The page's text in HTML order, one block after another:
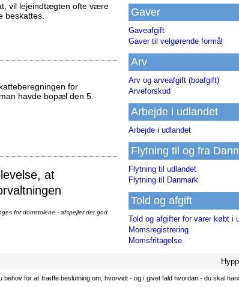
vil lejeindtægten ofte være
beskattes.
for
havde bopæl den 5.
at
for domstolene - afspejler det god
Gaver
Gaveafgift
Gaver til velgørende formål
Arv
Arv og arveafgift (boafgift)
Arveforskud
Arbejde i udlandet
Arbejde i udlandet
Flytning til og fra
Flytning til udlandet
Flytning til Danmark
Told og afgift
Told og afgifter for varer købt i
Momsregistrering
Momsfritagelse
behov for at træffe beslutning om, hvorvidt - og i givet fald hvordan - du skal